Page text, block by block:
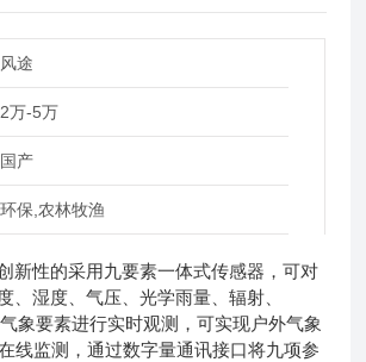
风途
2万-5万
国产
环保,农林牧渔
新性的采用九要素一体式传感器，可对
、湿度、气压、光学雨量、辐射、
象要素进行实时观测，可实现户外气象
线监测，通过数字量通讯接口将九项参